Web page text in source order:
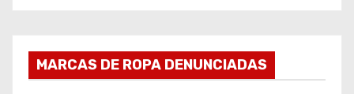
MARCAS DE ROPA DENUNCIADAS